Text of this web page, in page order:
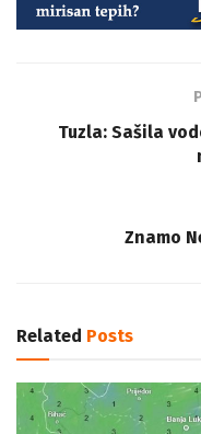
Tuzla: Sašila
Znamo
Related Posts